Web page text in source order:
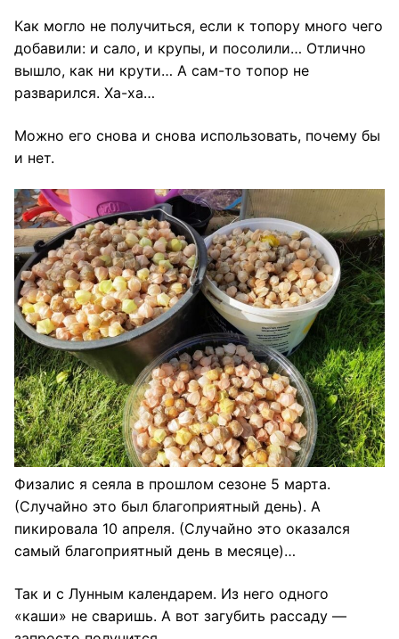
Как могло не получиться, если к топору много чего
добавили: и сало, и крупы, и посолили… Отлично
вышло, как ни крути… А сам-то топор не
разварился. Ха-ха…
Можно его снова и снова использовать, почему бы
и нет.
Физалис я сеяла в прошлом сезоне 5 марта.
(Случайно это был благоприятный день). А
пикировала 10 апреля. (Случайно это оказался
самый благоприятный день в месяце)…
Так и с Лунным календарем. Из него одного
«каши» не сваришь. А вот загубить рассаду —